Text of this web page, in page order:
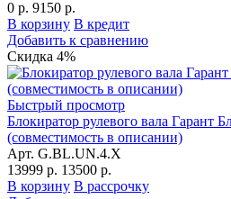
0 р. 9150 р.
В корзину В кредит
Добавить к сравнению
Скидка 4%
Быстрый просмотр
Блокиратор рулевого вала Гарант
(совместимость в описании)
Арт. G.BL.UN.4.X
13999 р. 13500 р.
В корзину В рассрочку